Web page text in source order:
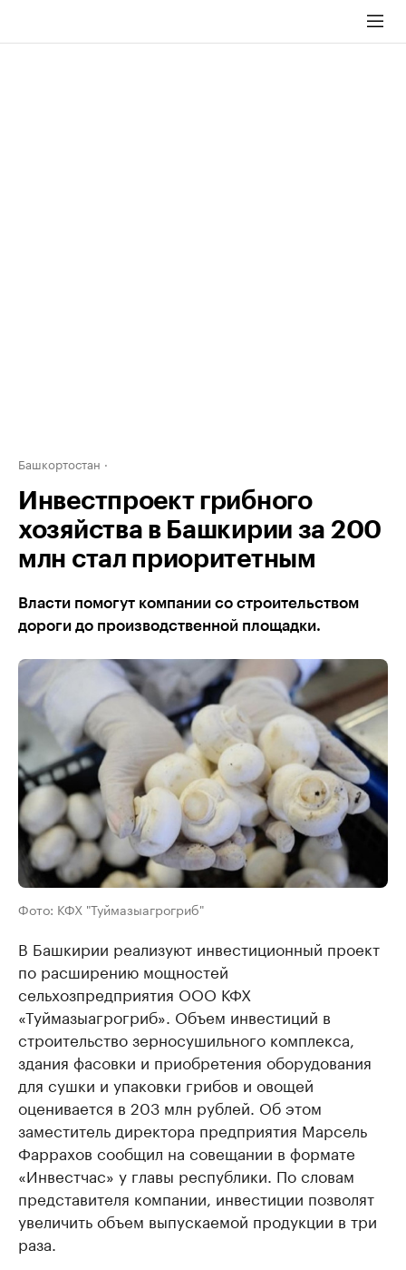
Башкортостан
Инвестпроект грибного
хозяйства в Башкирии за 200
млн стал приоритетным
Власти помогут компании со строительством
дороги до производственной площадки.
Фото: КФХ "Туймазыагрогриб"
В Башкирии реализуют инвестиционный проект
по расширению мощностей
сельхозпредприятия ООО КФХ
«Туймазыагрогриб». Объем инвестиций в
строительство зерносушильного комплекса,
здания фасовки и приобретения оборудования
для сушки и упаковки грибов и овощей
оценивается в 203 млн рублей. Об этом
заместитель директора предприятия Марсель
Фаррахов сообщил на совещании в формате
«Инвестчас» у главы республики. По словам
представителя компании, инвестиции позволят
увеличить объем выпускаемой продукции в три
раза.